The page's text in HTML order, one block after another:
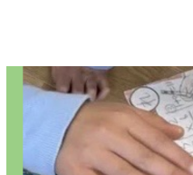
〜6歳
未就学のお子様